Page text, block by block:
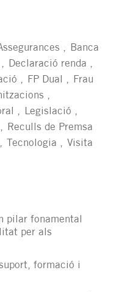
Banca
Declaració renda
FP Dual
Frau
Legislació
Reculls de Premsa
Tecnologia
Visita
pilar fonamental
per als
formació i